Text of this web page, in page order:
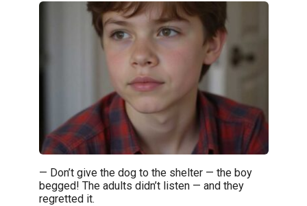
— Don’t give the dog to the shelter — the boy
begged! The adults didn’t listen — and they
regretted it.